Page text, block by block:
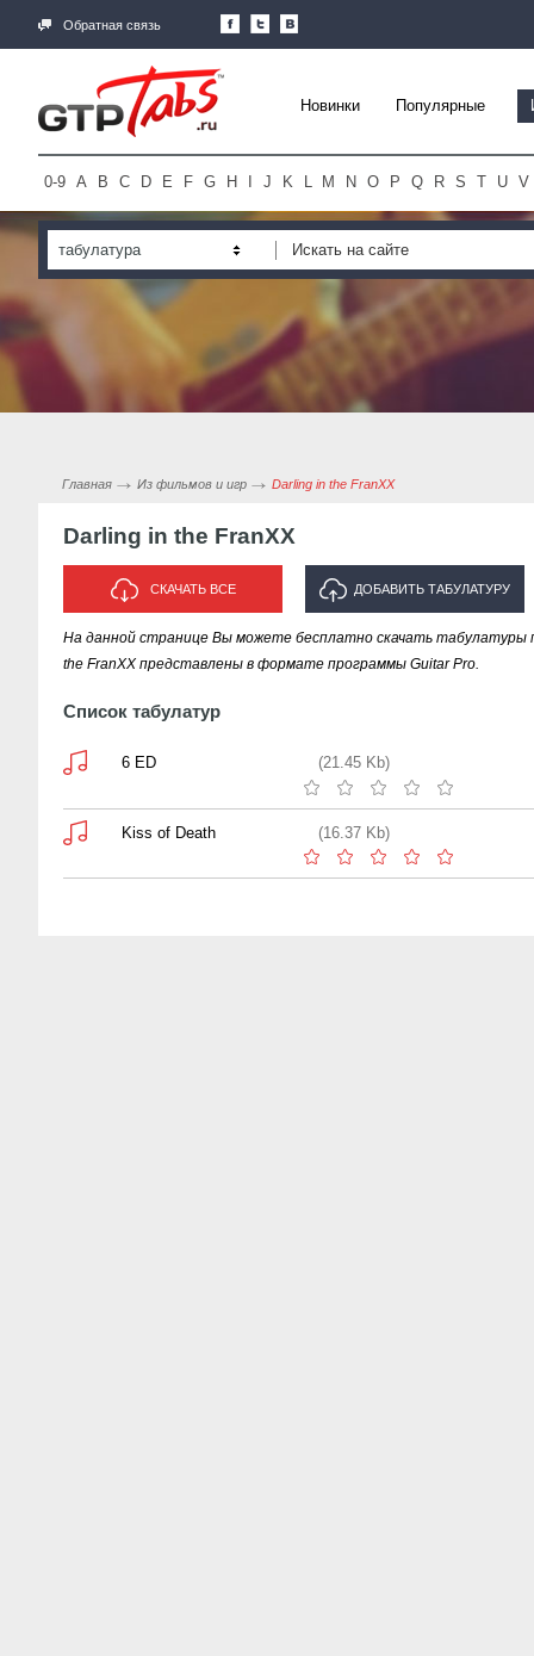
Обратная связь
Новинки Популярные
0-9 A B C D E F G H J K L M N O P Q R S T U V
табулатура
Главная Из фильмов и игр Darling in the FranXX
Darling in the FranXX
СКАЧАТЬ ВСЕ ДОБАВИТЬ ТАБУЛАТУРУ
ИСПОЛНИТЕЛЯ "DARLING IN THE
На данной странице Вы можете бесплатно скачать табулатуры
the FranXX представлены в формате программы Guitar Pro.
Список табулатур
6 ED (21.45 Kb)
Kiss of Death (16.37 Kb)